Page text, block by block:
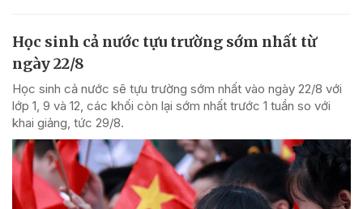
Học sinh cả nước tựu trường sớm nhất từ
ngày 22/8
Học sinh cả nước sẽ tựu trường sớm nhất vào ngày 22/8 với
lớp 1, 9 và 12, các khối còn lại sớm nhất trước 1 tuần so với
khai giảng, tức 29/8.